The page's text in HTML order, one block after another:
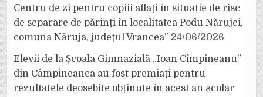
Centru de zi pentru copiii aflați în situație de risc
de separare de părinți în localitatea Podu Nărujei,
comuna Năruja, județul Vrancea” 24/06/2026
Elevii de la Școala Gimnazială „Ioan Cîmpineanu”
din Câmpineanca au fost premiați pentru
rezultatele deosebite obținute în acest an școlar